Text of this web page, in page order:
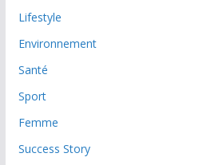
Lifestyle
Environnement
Santé
Sport
Femme
Success Story